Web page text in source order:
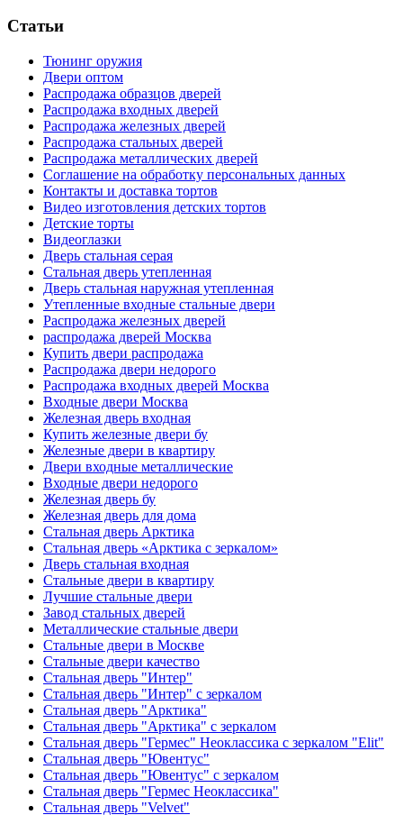
Статьи
Тюнинг оружия
Двери оптом
Распродажа образцов дверей
Распродажа входных дверей
Распродажа железных дверей
Распродажа стальных дверей
Распродажа металлических дверей
Соглашение на обработку персональных данных
Контакты и доставка тортов
Видео изготовления детских тортов
Детские торты
Видеоглазки
Дверь стальная серая
Стальная дверь утепленная
Дверь стальная наружная утепленная
Утепленные входные стальные двери
Распродажа железных дверей
распродажа дверей Москва
Купить двери распродажа
Распродажа двери недорого
Распродажа входных дверей Москва
Входные двери Москва
Железная дверь входная
Купить железные двери бу
Железные двери в квартиру
Двери входные металлические
Входные двери недорого
Железная дверь бу
Железная дверь для дома
Стальная дверь Арктика
Стальная дверь «Арктика с зеркалом»
Дверь стальная входная
Стальные двери в квартиру
Лучшие стальные двери
Завод стальных дверей
Металлические стальные двери
Стальные двери в Москве
Стальные двери качество
Стальная дверь "Интер"
Стальная дверь "Интер" с зеркалом
Стальная дверь "Арктика"
Стальная дверь "Арктика" с зеркалом
Стальная дверь "Гермес" Неоклассика с зеркалом "Elit"
Стальная дверь "Ювентус"
Стальная дверь "Ювентус" с зеркалом
Стальная дверь "Гермес Неоклассика"
Стальная дверь "Velvet"